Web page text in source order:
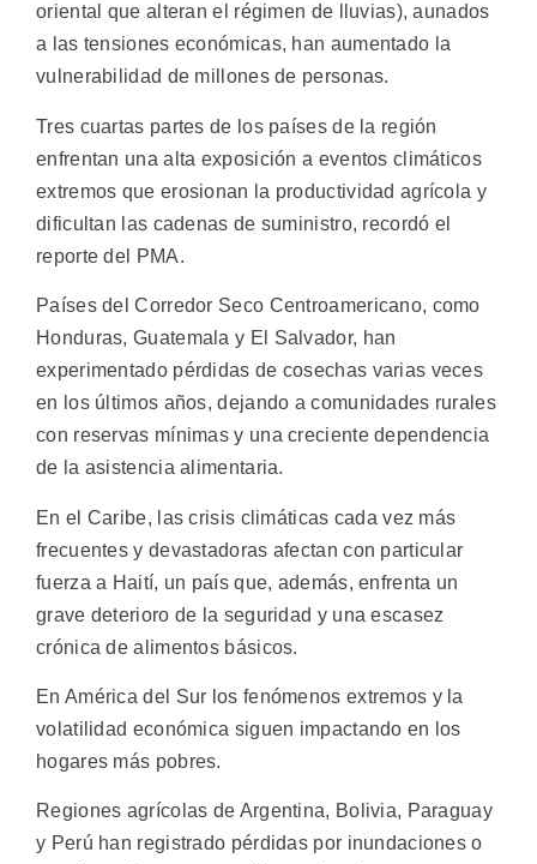
oriental que alteran el régimen de lluvias), aunados
a las tensiones económicas, han aumentado la
vulnerabilidad de millones de personas.
Tres cuartas partes de los países de la región
enfrentan una alta exposición a eventos climáticos
extremos que erosionan la productividad agrícola y
dificultan las cadenas de suministro, recordó el
reporte del PMA.
Países del Corredor Seco Centroamericano, como
Honduras, Guatemala y El Salvador, han
experimentado pérdidas de cosechas varias veces
en los últimos años, dejando a comunidades rurales
con reservas mínimas y una creciente dependencia
de la asistencia alimentaria.
En el Caribe, las crisis climáticas cada vez más
frecuentes y devastadoras afectan con particular
fuerza a Haití, un país que, además, enfrenta un
grave deterioro de la seguridad y una escasez
crónica de alimentos básicos.
En América del Sur los fenómenos extremos y la
volatilidad económica siguen impactando en los
hogares más pobres.
Regiones agrícolas de Argentina, Bolivia, Paraguay
y Perú han registrado pérdidas por inundaciones o